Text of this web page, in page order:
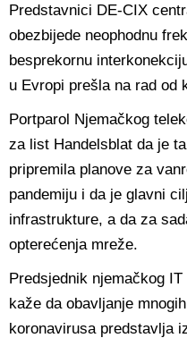
Predstavnici DE-CIX
obezbijede neophodnu
besprekornu
u Evropi prešla na rad od
Portparol Njemačkog
za list Handelsblat da je
pripremila planove za
pandemiju i da je glavni
infrastrukture, a da za
opterećenja mreže.
Predsjednik njemačkog
kaže da obavljanje
koronavirusa predstavlja